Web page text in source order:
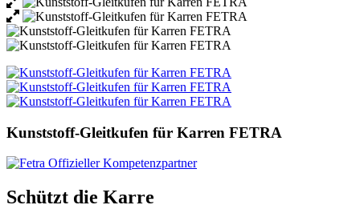
Kunststoff-Gleitkufen für Karren FETRA
Schützt die Karre